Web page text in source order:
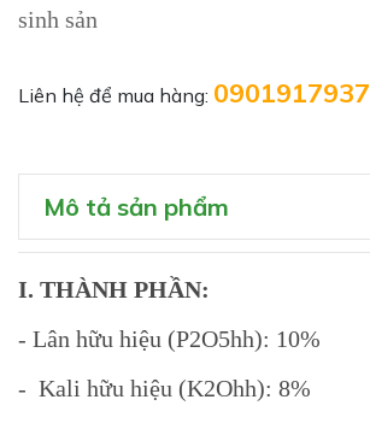
sinh sản
Liên hệ để mua hàng: 0901917937
Mô tả sản phẩm
I. THÀNH PHẦN:
- Lân hữu hiệu (P2O5hh): 10%
- Kali hữu hiệu (K2Ohh): 8%